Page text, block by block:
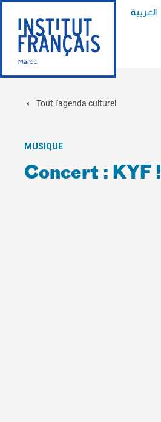
العربية
Tout l'agenda culturel
MUSIQUE
Concert : KYF !